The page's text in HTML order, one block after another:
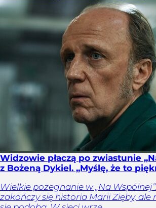
Widzowie płaczą po zwiastunie
z Bożeną Dykiel. „Myślę, że to
Wielkie pożegnanie w „Na
zakończy się historia Marii Zięby, ale